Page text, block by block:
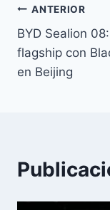
de
entradas
ANTERIOR
BYD Sealion
flagship con
en Beijing